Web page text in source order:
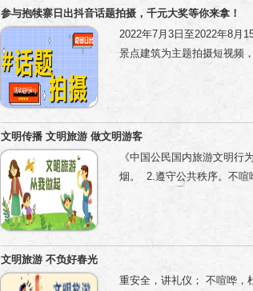
22:00 抱犊寨灯光、星空、
的自然之旅 ...... 为到场的
之旅 梦幻的灯海中，璀璨的
乐相伴 超燃的演出现场，
虫都在互诉情衷 ...... 当黑夜
星空 日出时的心动让这个浪
情的告白！ 牛郎织女正相
浪漫至死不渝 七夕带她来抱
参与抱犊寨日出抖音话题拍摄，千元大奖等你来拿！
2022年7月3日至2022年8月
景点建筑为主题拍摄短视频
出”➤点击“立即参与”➤拍摄
作品保证画质清晰，不能
“#打卡抱犊寨最美日出” 话
不得抄袭，否则取消参赛资
数）为自然流量，严禁采取
览； 征集时间 7月3日-8月
数 截图私信 景区官方抖音
赛作品不予评选。 奖项评选
5000+、点赞数1000+、评
文明传播 文明旅游 做文明游客
《中国公民国内旅游文明
烟。 2.遵守公共秩序。不喧
不踩踏绿地，不摘折花木和
触摸文物，拍照摄像遵守规
水用电，用餐不浪费。 6.
病残，礼让女士；不讲粗话
文明旅游 不负好春光
重安全，讲礼仪； 不喧哗